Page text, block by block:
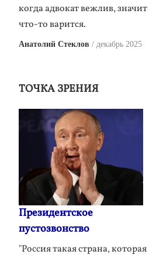
когда адвокат вежлив, значит
что-то варится.
Анатолий Стеклов декабрь 2025
ТОЧКА ЗРЕНИЯ
Президентское
пустозвонство
"Россия такая страна, которая